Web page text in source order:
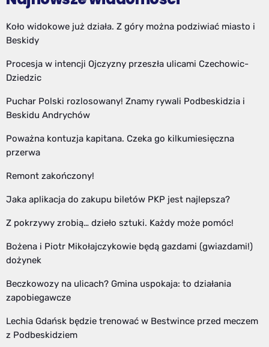
Koło widokowe już działa. Z góry można podziwiać miasto i
Beskidy
Procesja w intencji Ojczyzny przeszła ulicami Czechowic-
Dziedzic
Puchar Polski rozlosowany! Znamy rywali Podbeskidzia i
Beskidu Andrychów
Poważna kontuzja kapitana. Czeka go kilkumiesięczna
przerwa
Remont zakończony!
Jaka aplikacja do zakupu biletów PKP jest najlepsza?
Z pokrzywy zrobią… dzieło sztuki. Każdy może pomóc!
Bożena i Piotr Mikołajczykowie będą gazdami (gwiazdami!)
dożynek
Beczkowozy na ulicach? Gmina uspokaja: to działania
zapobiegawcze
Lechia Gdańsk będzie trenować w Bestwince przed meczem
z Podbeskidziem